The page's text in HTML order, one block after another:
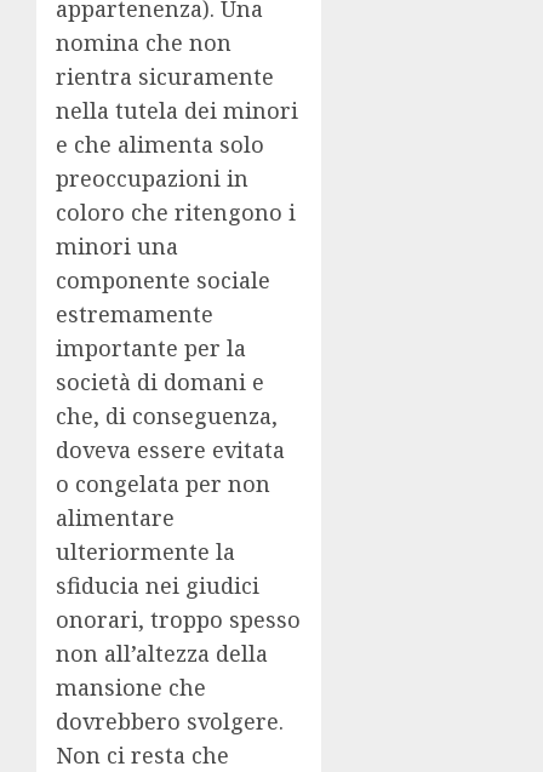
appartenenza). Una
nomina che non
rientra sicuramente
nella tutela dei minori
e che alimenta solo
preoccupazioni in
coloro che ritengono i
minori una
componente sociale
estremamente
importante per la
società di domani e
che, di conseguenza,
doveva essere evitata
o congelata per non
alimentare
ulteriormente la
sfiducia nei giudici
onorari, troppo spesso
non all’altezza della
mansione che
dovrebbero svolgere.
Non ci resta che